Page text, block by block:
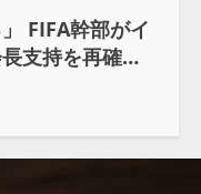
FIFA幹部がイ
支持を再確認